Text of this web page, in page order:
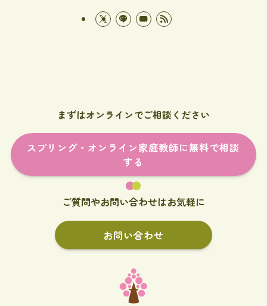
まずはオンラインでご相談ください
スプリング・オンライン家庭教師に無料で相談
する
ご質問やお問い合わせはお気軽に
お問い合わせ